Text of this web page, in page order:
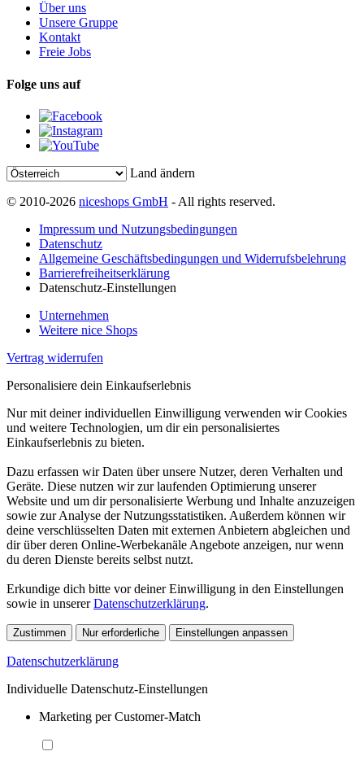
Über uns
Unsere Gruppe
Kontakt
Freie Jobs
Folge uns auf
Land ändern
© 2010-2026 niceshops GmbH - All rights reserved.
Impressum und Nutzungsbedingungen
Datenschutz
Allgemeine Geschäftsbedingungen und Widerrufsbelehrung
Barrierefreiheitserklärung
Datenschutz-Einstellungen
Unternehmen
Weitere nice Shops
Vertrag widerrufen
Personalisiere dein Einkaufserlebnis
Nur mit deiner individuellen Einwilligung verwenden wir Cookies
und weitere Technologien, um dir ein personalisiertes
Einkaufserlebnis zu bieten.
Dazu erfassen wir Daten über unsere Nutzer, deren Verhalten und
Geräte. Diese nutzen wir zur laufenden Optimierung unserer
Website und um dir personalisierte Werbung und Inhalte anzuzeigen
sowie zur Analyse der Nutzungsstatistiken. Außerdem können wir
deine verschlüsselten Daten mit externen Anbietern abgleichen und
dir über deren Online-Werbekanäle Angebote anzeigen, nur wenn
du deren Dienste bereits selbst nutzt.
Erkundige dich bitte vor deiner Einwilligung in den Einstellungen
sowie in unsererDatenschutzerklärung.
Zustimmen Nur erforderliche Einstellungen anpassen
Datenschutzerklärung
Individuelle Datenschutz-Einstellungen
Marketing per Customer-Match